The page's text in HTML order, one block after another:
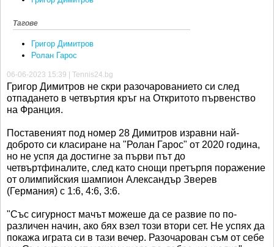
Тагове
Григор Димитров
Ролан Гарос
06-06-2023 15:39 | Tennis24.bg
Григор Димитров не скри разочарованието си след
отпадането в четвъртия кръг на Откритото първенство
на Франция.
Поставеният под номер 28 Димитров изравни най-
доброто си класиране на "Ролан Гарос" от 2020 година,
но не успя да достигне за първи път до
четвъртфиналите, след като снощи претърпя поражение
от олимпийския шампион Александър Зверев
(Германия) с 1:6, 4:6, 3:6.
"Със сигурност мачът можеше да се развие по по-
различен начин, ако бях взел този втори сет. Не успях да
покажа играта си в тази вечер. Разочарован съм от себе